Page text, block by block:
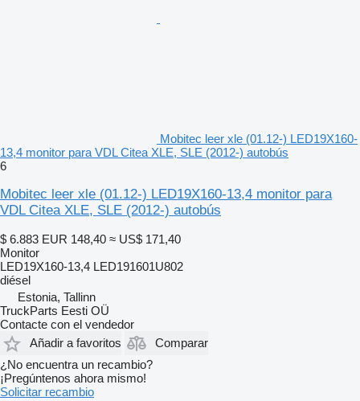
Mobitec leer xle (01.12-) LED19X160-
13,4 monitor para VDL Citea XLE, SLE (2012-) autobús
6
Mobitec leer xle (01.12-) LED19X160-13,4 monitor para
VDL Citea XLE, SLE (2012-) autobús
$ 6.883 EUR 148,40 ≈ US$ 171,40
Monitor
LED19X160-13,4 LED191601U802
diésel
Estonia, Tallinn
TruckParts Eesti OÜ
Contacte con el vendedor
Añadir a favoritos
Comparar
¿No encuentra un recambio?
¡Pregúntenos ahora mismo!
Solicitar recambio